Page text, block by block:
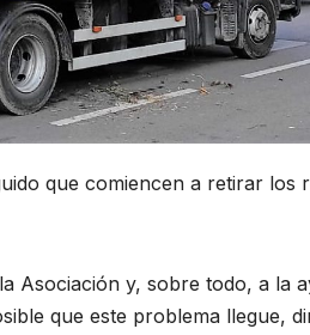
que comiencen a retirar los
Asociación y, sobre todo, a la
que este problema llegue,